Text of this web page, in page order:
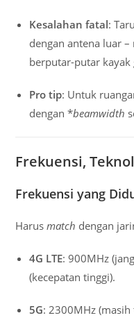
Kesalahan fatal:
dengan antena luar
berputar-putar kayak
Pro tip: Untuk
dengan *beamwidth
Frekuensi,
Frekuensi yang
Harusmatch dengan
4G LTE: 900MHz
(kecepatan tinggi).
5G: 2300MHz